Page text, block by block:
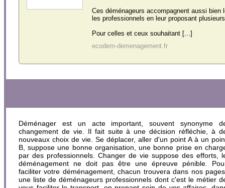
Ces déménageurs accompagnent aussi bien
les professionnels en leur proposant
Pour celles et ceux souhaitant [...]
ecodem-demenagement.fr
Déménager est un acte important, souvent synonyme
changement de vie. Il fait suite à une décision réfléchie, à
nouveaux choix de vie. Se déplacer, aller d'un point A à un
B, suppose une bonne organisation, une bonne prise en
par des professionnels. Changer de vie suppose des efforts,
déménagement ne doit pas être une épreuve pénible.
faciliter votre déménagement, chacun trouvera dans nos
une liste de déménageurs professionnels dont c'est le métier